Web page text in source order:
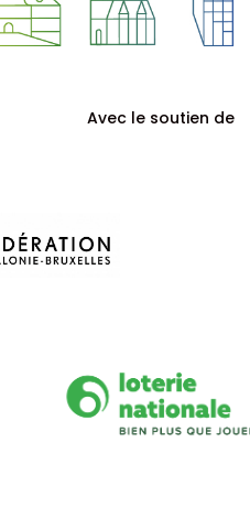
Avec le soutien de